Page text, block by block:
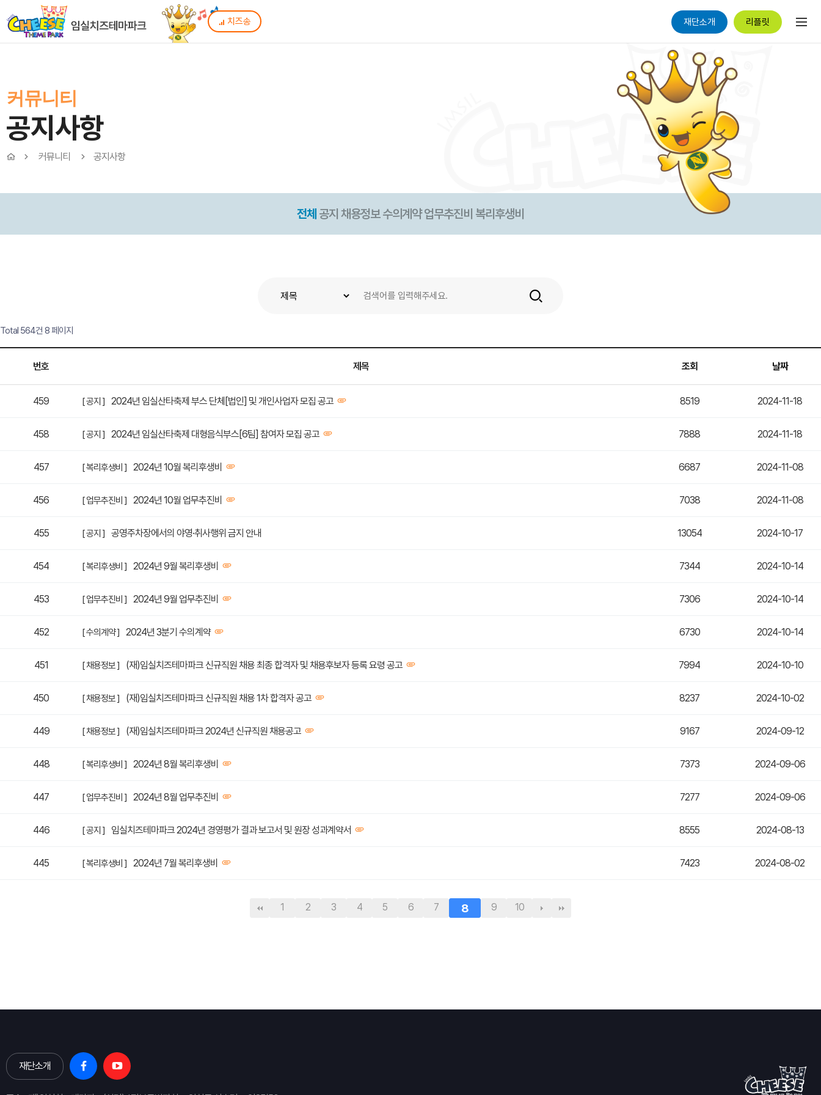
치즈송 재단소개 리플릿
커뮤니티
공지사항
커뮤니티 공지사항
전체 공지 채용정보 수의계약 업무추진비 복리후생비
Total 564건 8 페이지
번호 제목 조회 날짜
459 [ 공지 ] 2024년 임실산타축제 부스 단체[법인] 및 개인사업자 모집 공고 8519 2024-11-18
458 [ 공지 ] 2024년 임실산타축제 대형음식부스[6팀] 참여자 모집 공고 7888 2024-11-18
457 [ 복리후생비 ] 2024년 10월 복리후생비 6687 2024-11-08
456 [ 업무추진비 ] 2024년 10월 업무추진비 7038 2024-11-08
455 [ 공지 ] 공영주차장에서의 야영·취사행위 금지 안내 13054 2024-10-17
454 [ 복리후생비 ] 2024년 9월 복리후생비 7344 2024-10-14
453 [ 업무추진비 ] 2024년 9월 업무추진비 7306 2024-10-14
452 [ 수의계약 ] 2024년 3분기 수의계약 6730 2024-10-14
451 [ 채용정보 ] (재)임실치즈테마파크 신규직원 채용 최종 합격자 및 채용후보자 등록 요령 공고 7994 2024-10-10
450 [ 채용정보 ] (재)임실치즈테마파크 신규직원 채용 1차 합격자 공고 8237 2024-10-02
449 [ 채용정보 ] (재)임실치즈테마파크 2024년 신규직원 채용공고 9167 2024-09-12
448 [ 복리후생비 ] 2024년 8월 복리후생비 7373 2024-09-06
447 [ 업무추진비 ] 2024년 8월 업무추진비 7277 2024-09-06
446 [ 공지 ] 임실치즈테마파크 2024년 경영평가 결과 보고서 및 원장 성과계약서 8555 2024-08-13
445 [ 복리후생비 ] 2024년 7월 복리후생비 7423 2024-08-02
1 2 3 4 5 6 7 8 9 10
맨끝
재단소개